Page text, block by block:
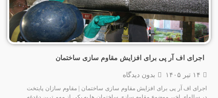
اجرای اف آر پی برای افزایش مقاوم سازی ساختمان
۱۴ تیر ۱۴۰۵ بدون دیدگاه
اجرای اف آر پی برای افزایش مقاوم سازی ساختمان | مقاوم سازان پایتخت